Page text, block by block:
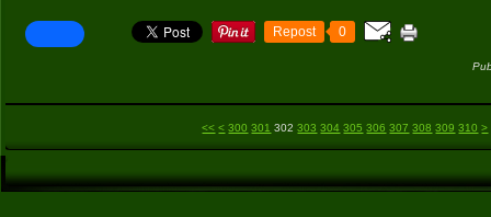
Repost 0
<< < 300 301 302 303 304 305 306 307 308 309 310 >